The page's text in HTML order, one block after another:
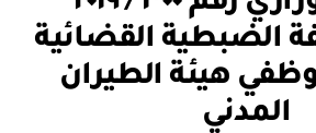
الضبطية القضائية
هيئة الطيران
المدني
بو
ا
س